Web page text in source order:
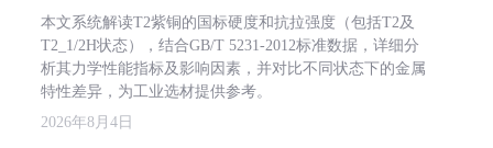
本文系统解读T2紫铜的国标硬度和抗拉强度（包括T2及
T2_1/2H状态），结合GB/T 5231-2012标准数据，详细分
析其力学性能指标及影响因素，并对比不同状态下的金属
特性差异，为工业选材提供参考。
2026年8月4日